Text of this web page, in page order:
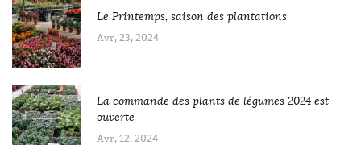
Le Printemps, saison des plantations
Avr, 23, 2024
La commande des plants de légumes 2024 est
ouverte
Avr, 12, 2024